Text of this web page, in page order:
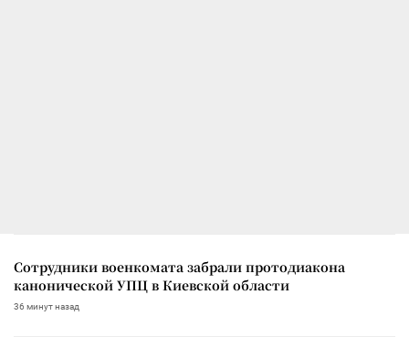
Сотрудники военкомата забрали протодиакона
канонической УПЦ в Киевской области
36 минут назад